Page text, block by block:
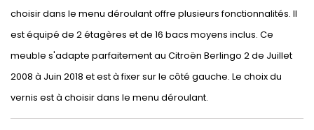
choisir dans le menu déroulant offre plusieurs fonctionnalités. Il
est équipé de 2 étagères et de 16 bacs moyens inclus. Ce
meuble s'adapte parfaitement au Citroën Berlingo 2 de Juillet
2008 à Juin 2018 et est à fixer sur le côté gauche. Le choix du
vernis est à choisir dans le menu déroulant.